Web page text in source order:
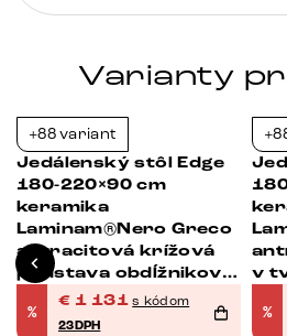
Varianty
+88 variant
Jedálenský stôl Edge
180-220×90 cm
keramika
Laminam®Nero Greco
antracitová krížová
podstava obdĺžnikový
nerezová oceľ
rozkladací
%
€ 1 131 s kódom
23DPH
v
%